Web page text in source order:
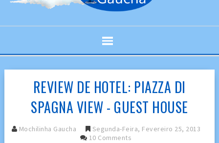
REVIEW DE HOTEL: PIAZZA DI
SPAGNA VIEW - GUEST HOUSE
Mochilinha Gaucha
Segunda-Feira, Fevereiro 25, 2013
10 Comments